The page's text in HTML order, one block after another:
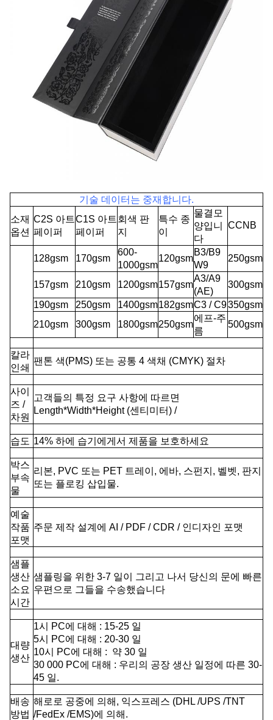
기술 데이터는 중재합니다.
소재
옵션
C2S 아트
페이퍼
C1S 아트
페이퍼
회색 판
지
특수 종
이
물결모
양입니
다
CCNB
128gsm 170gsm
600-
1000gsm
120gsm
B3/B9
W9
250gsm
157gsm 210gsm 1200gsm157gsm
A3/A9
(AE)
300gsm
190gsm
250gsm 1400gsm182gsmC3 / C9350gsm
210gsm
300gsm 1800gsm250gsm
에프-주
름
500gsm
칼라
인쇄
팬톤 색(PMS) 또는 공통 4 색채 (CMYK) 절차
사이
즈 /
차원
고객들의 특정 요구 사항에 따르면
Length*Width*Height (센티미터) /
습도 14% 하에 습기에게서 제품을 보호하세요
박스
부속
물
리본, PVC 또는 PET 트레이, 에바, 스펀지, 벨벳, 판지
또는 플로킹 삽입물.
예술
작품
포맷
주문 제작 설계에 AI / PDF / CDR / 인디자인 포맷
샘플
생산
소요
시간
샘플링을 위한 3-7 일이 그리고 나서 당신의 문에 빠른
우편으로 그들을 수송했습니다
대량
생산
1시 PC에 대해 : 15-25 일
5시 PC에 대해 : 20-30 일
10시 PC에 대해 : 약 30 일
30 000 PC에 대해 : 우리의 공장 생산 일정에 따른 30-
45 일.
배송
방법
해로로 공중에 의해, 익스프레스 (DHL /UPS /TNT
/FedEx /EMS)에 의해.